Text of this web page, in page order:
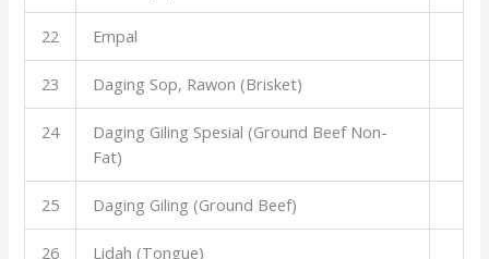
22 Empal
23 Daging Sop, Rawon (Brisket)
24
Daging Giling Spesial (Ground Beef Non-
Fat)
25 Daging Giling (Ground Beef)
26 Lidah (Tongue)